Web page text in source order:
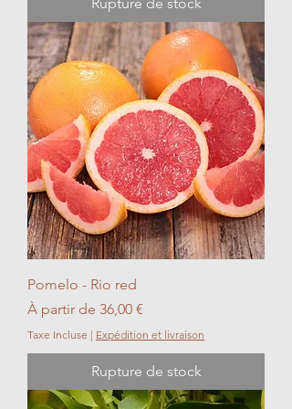
Rupture de stock
Pomelo - Rio red
À partir de 36,00 €
Prix promotionnel
Taxe Incluse | Expédition et livraison
Rupture de stock